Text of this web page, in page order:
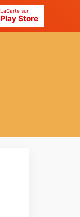
LaCarte sur
Play Store